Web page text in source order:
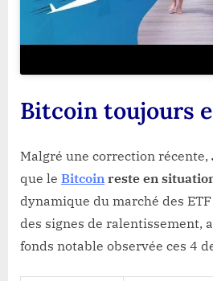
Bitcoin toujours
Malgré une correction récente,
que le Bitcoin reste en
dynamique du marché des
des signes de ralentissement,
fonds notable observée ces 4